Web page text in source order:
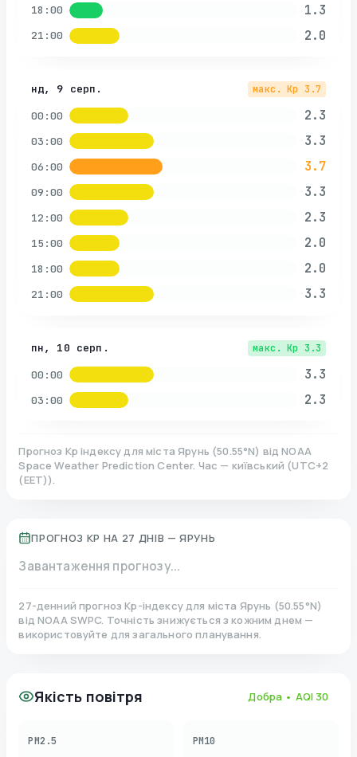
18:00 1.3
21:00 2.0
нд, 9 серп. макс. Kp 3.7
00:00 2.3
03:00 3.3
06:00 3.7
09:00 3.3
12:00 2.3
15:00 2.0
18:00 2.0
21:00 3.3
пн, 10 серп. макс. Kp 3.3
00:00 3.3
03:00 2.3
Прогноз Kp індексу для міста Ярунь (50.55°N) від NOAA
Space Weather Prediction Center. Час — київський (UTC+2
(EET)).
ПРОГНОЗ KP НА 27 ДНІВ — ЯРУНЬ
Завантаження прогнозу...
27-денний прогноз Kp-індексу для міста Ярунь (50.55°N)
від NOAA SWPC. Точність знижується з кожним днем —
використовуйте для загального планування.
Якість повітря Добра • AQI 30
PM2.5 PM10